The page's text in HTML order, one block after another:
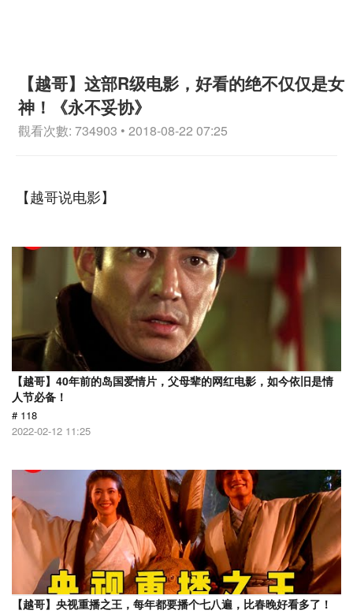
【越哥】这部R级电影，好看的绝不仅仅是女
神！《永不妥协》
觀看次數: 734903 • 2018-08-22 07:25
【越哥说电影】
【越哥】40年前的岛国爱情片，父母辈的网红电影，如今依旧是情
人节必备！
# 118
2022-02-12 11:25
【越哥】央视重播之王，每年都要播个七八遍，比春晚好看多了！